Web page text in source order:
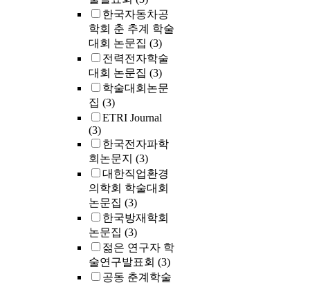
한국자동차공
학회 춘 추계 학술
대회 논문집 (3)
전력전자학술
대회 논문집 (3)
학술대회논문
집 (3)
ETRI Journal
(3)
한국전자파학
회논문지 (3)
대한직업환경
의학회 학술대회
논문집 (3)
한국방재학회
논문집 (3)
젊은 연구자 학
술연구발표회 (3)
공동 춘계학술